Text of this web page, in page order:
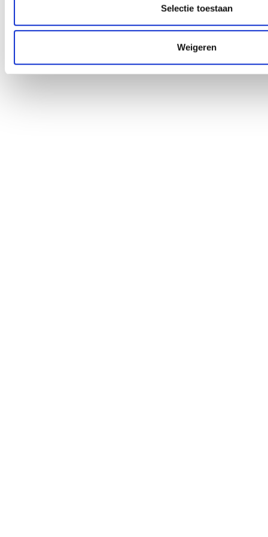
Selectie toestaan
Weigeren
Je hebt alles bekeken